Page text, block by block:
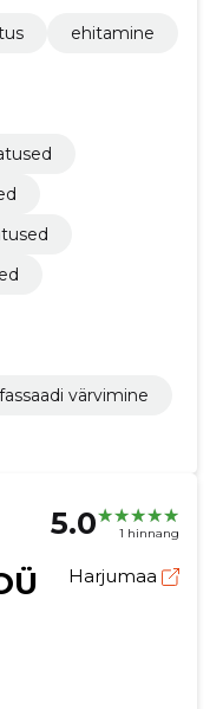
ehitamine
fassaadi värvimine
5.0 1 hinnang
Harjumaa